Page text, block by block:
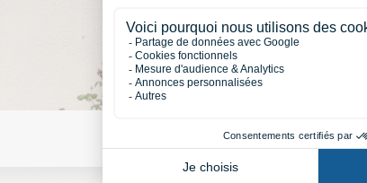
Porte d'entrée Acier